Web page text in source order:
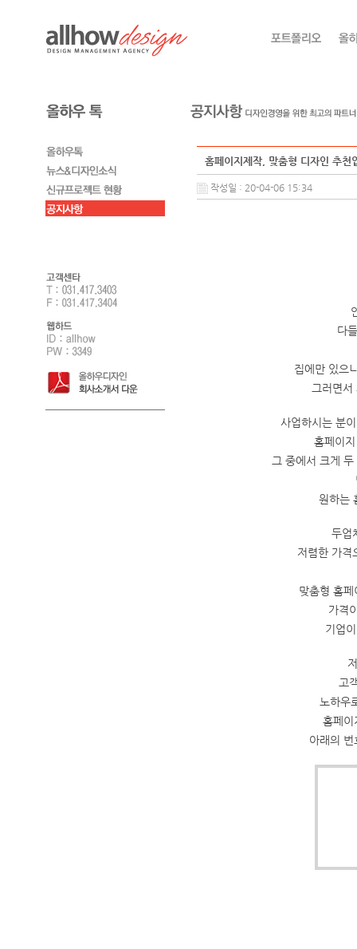
홈페이지제작, 맞춤형 디자인 추천
작성일 : 20-04-06 15:34
다
집에만 있으
그러면
사업하시는 분
홈페이
그 중에서 크게
원하는
두업
저렴한 가격
맞춤형 홈
가격
기업
고
노하우
홈페이
아래의